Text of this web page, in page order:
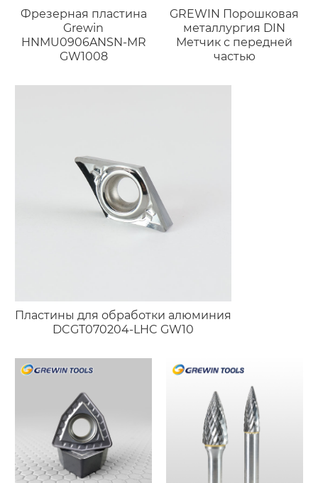
Фрезерная пластина
Grewin
HNMU0906ANSN-MR
GW1008
GREWIN Порошковая
металлургия DIN
Метчик с передней
частью
Пластины для обработки алюминия
DCGT070204-LHC GW10